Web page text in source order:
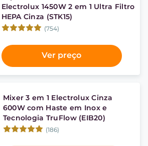
Electrolux 1450W 2 em 1 Ultra Filtro
HEPA Cinza (STK15)
(754)
Ver preço
Mixer 3 em 1 Electrolux Cinza
600W com Haste em Inox e
Tecnologia TruFlow (EIB20)
(186)